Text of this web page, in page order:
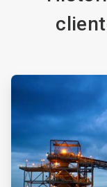
ArticleTile
de